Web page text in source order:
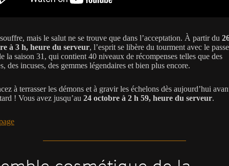
mais le salut ne se trouve que dans l’acceptation. À partir du
à 3 h, heure du serveur, l’esprit se libère du tourment avec le
la saison 31, qui contient 40 niveaux de récompenses telles que des
des incuses, des gemmes légendaires et bien plus encore.
à terrasser les démons et à gravir les échelons dès aujourd’hui
! Vous avez jusqu’au 24 octobre à 2 h 59, heure du serveur.